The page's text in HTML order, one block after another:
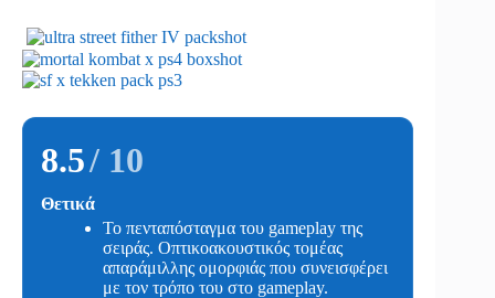
8.5/ 10
Θετικά
Το πενταπόσταγμα του gameplay της
σειράς. Οπτικοακουστικός τομέας
απαράμιλλης ομορφιάς που συνεισφέρει
με τον τρόπο του στο gameplay.